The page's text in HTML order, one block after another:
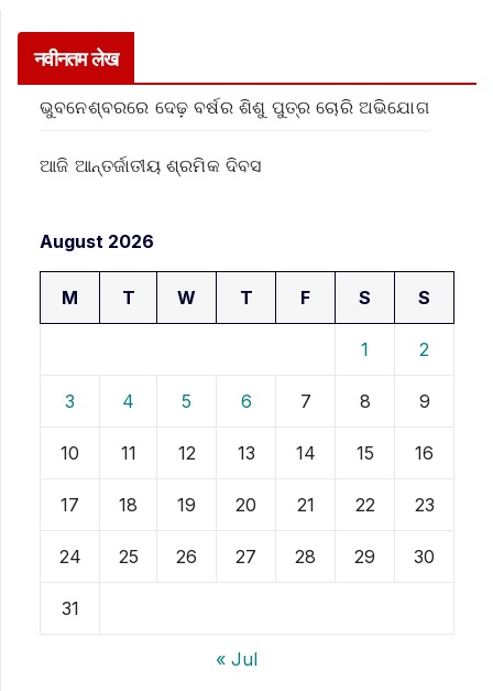
नवीनतम लेख
ଭୁବନେଶ୍ବରରେ ଦେଢ଼ ବର୍ଷର ଶିଶୁ ପୁତ୍ର ଚୋରି ଅଭିଯୋଗ
ଆଜି ଆନ୍ତର୍ଜାତୀୟ ଶ୍ରମିକ ଦିବସ
August 2026
M T W T F S S
1 2
3 4 5 6 7 8 9
10 11 12 13 14 15 16
17 18 19 20 21 22 23
24 25 26 27 28 29 30
31
« Jul